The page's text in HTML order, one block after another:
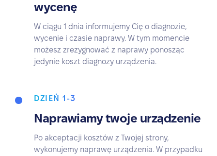
wycenę
W ciągu 1 dnia informujemy Cię o diagnozie,
wycenie i czasie naprawy. W tym momencie
możesz zrezygnować z naprawy ponosząc
jedynie koszt diagnozy urządzenia.
DZIEŃ 1-3
Naprawiamy twoje urządzenie
Po akceptacji kosztów z Twojej strony,
wykonujemy naprawę urządzenia. W przypadku